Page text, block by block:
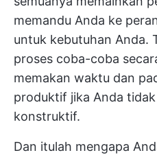
memandu Anda ke
untuk kebutuhan Anda.
proses coba-coba
memakan waktu dan
produktif jika Anda
konstruktif.
Dan itulah mengapa